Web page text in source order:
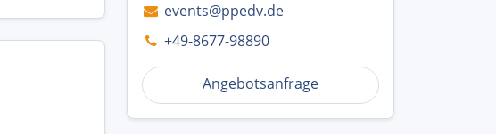
events@ppedv.de
+49-8677-98890
Angebotsanfrage